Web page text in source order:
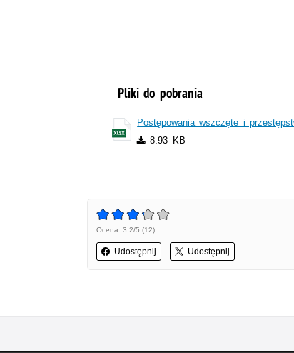
Pliki do pobrania
Postępowania wszczęte i
8.93 KB
Ocena: 3.2/5 (12)
Udostępnij Udostępnij